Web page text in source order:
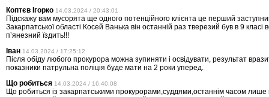
Коптєв Ігорко 14.03.2024 / 20:43:01
Підскажу вам мусорята ще одного потенційного клієнта це перший
Закарпатської області Косей Ванька він останній раз тверезий був в 9 класі
пʼянезний їздить!!!
Іван 14.03.2024 / 17:25:12
Після обіду любого прокурора можна зупиняти і освідувати, результат
показники патрульна поліція буде мати на 2 роки уперед.
Що робиться 14.03.2024 / 16:40:08
Що робиться із закарпатськими прокурорами,суддями,останнім часом лише